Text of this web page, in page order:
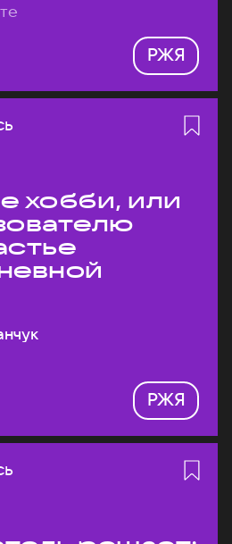
РЖЯ
хобби, или
РЖЯ